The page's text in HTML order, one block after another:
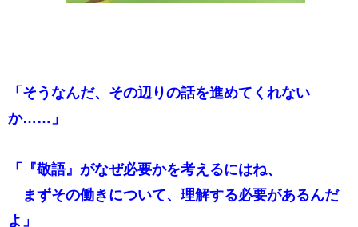
「そうなんだ、その辺りの話を進めてくれない
か……」
「『敬語』がなぜ必要かを考えるにはね、
まずその働きについて、理解する必要があるんだ
よ」